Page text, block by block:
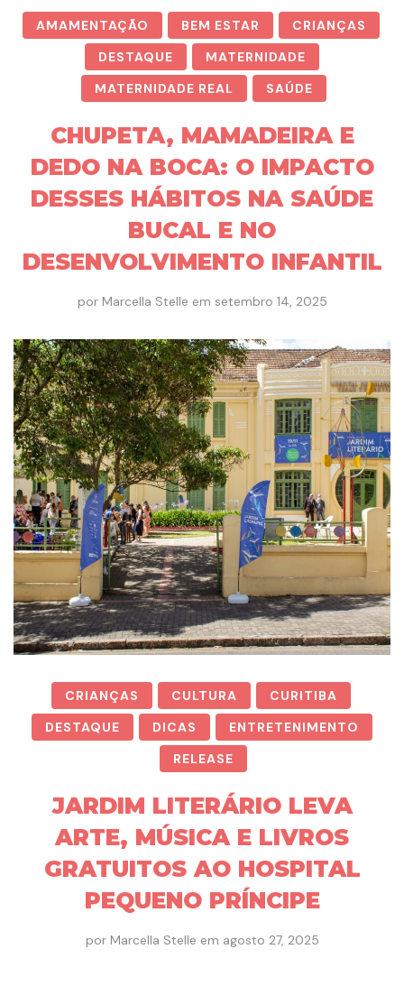
AMAMENTAÇÃO BEM ESTAR
CRIANÇAS
DESTAQUE
MATERNIDADE
MATERNIDADE REAL
SAÚDE
CHUPETA, MAMADEIRA E
DEDO NA BOCA: O IMPACTO
DESSES HÁBITOS NA SAÚDE
BUCAL E NO
DESENVOLVIMENTO INFANTIL
por Marcella Stelle em setembro 14, 2025
CRIANÇAS CULTURA
CURITIBA
DESTAQUE
DICAS
ENTRETENIMENTO
RELEASE
JARDIM LITERÁRIO LEVA
ARTE, MÚSICA E LIVROS
GRATUITOS AO HOSPITAL
PEQUENO PRÍNCIPE
por Marcella Stelle em agosto 27, 2025